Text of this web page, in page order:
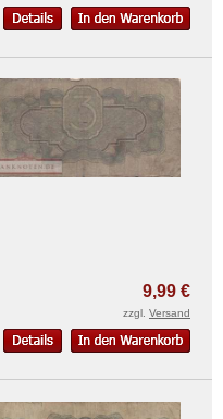
9,99 €
zzgl. Versand